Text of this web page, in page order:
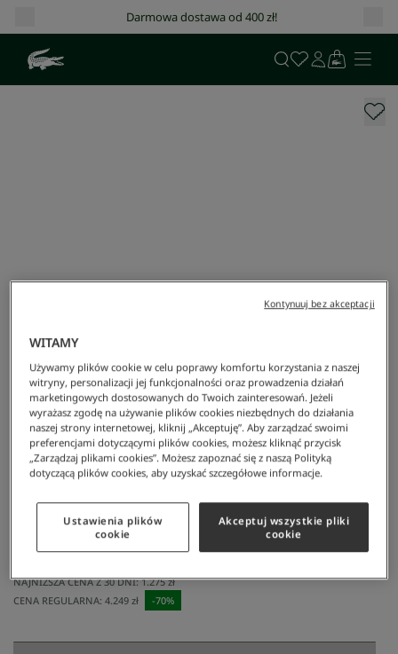
Darmowa dostawa od 400 zł!
Mężczyzna/Odzież /Kurtki I Płaszcze Men's Coat
Men's Coat
NAJNIŻSZA CENA Z 30 DNI: 1.275 zł
CENA REGULARNA: 4.249 zł -70%
WITAMY
Używamy plików cookie w celu poprawy komfortu korzystania z naszej
witryny, personalizacji jej funkcjonalności oraz prowadzenia działań
marketingowych dostosowanych do Twoich zainteresowań. Jeżeli
wyrażasz zgodę na używanie plików cookies niezbędnych do działania
naszej strony internetowej, kliknij „Akceptuję”. Aby zarządzać swoimi
preferencjami dotyczącymi plików cookies, możesz kliknąć przycisk
„Zarządzaj plikami cookies”. Możesz zapoznać się z naszą Polityką
dotyczącą plików cookies, aby uzyskać szczegółowe informacje.
Ustawienia plików
cookie
Akceptuj wszystkie pliki
cookie
Kontynuuj bez akceptacji